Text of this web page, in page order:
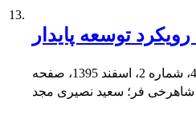
13.
توسعه پایدار
فر؛ سعید نصیری مجد